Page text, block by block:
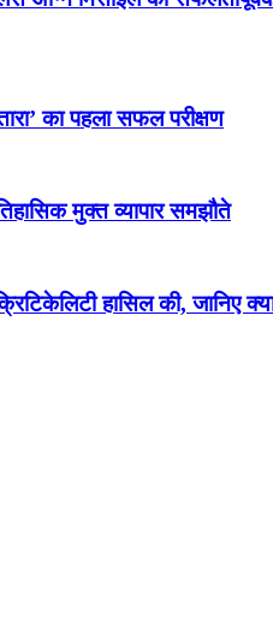
का पहला सफल परीक्षण
मुक्त व्यापार समझौते
हासिल की, जानिए
एक बार फिर से चंद्रमा के